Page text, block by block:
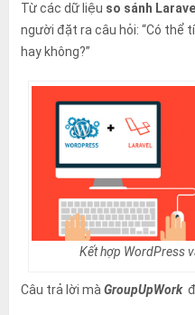
Từ các dữ liệu so sánh
người đặt ra câu hỏi: “Có thể
hay không?”
Kết hợp WordPress
Câu trả lời mà GroupUpWork